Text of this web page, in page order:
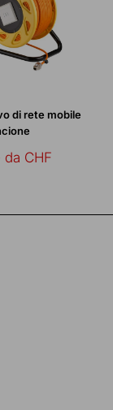
di rete mobile
CHF